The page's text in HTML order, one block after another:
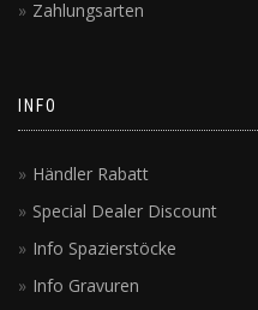
Zahlungsarten
INFO
Händler Rabatt
Special Dealer Discount
Info Spazierstöcke
Info Gravuren